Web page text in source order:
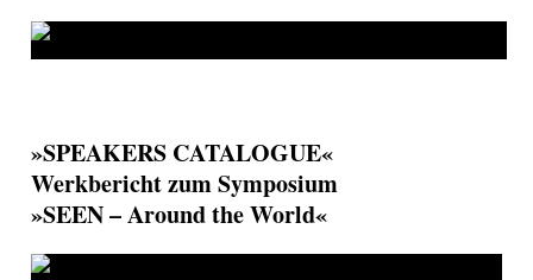
»SPEAKERS CATALOGUE«
Werkbericht zum Symposium
»SEEN – Around the World«